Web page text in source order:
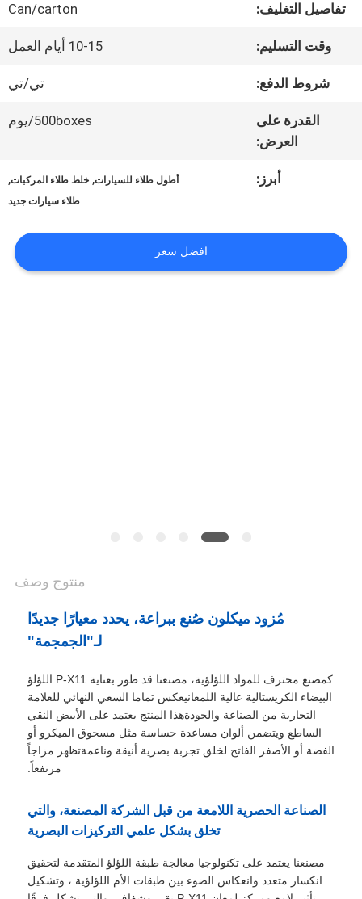
الجودة
اتصل
طلب
اقتباس
تفاصيل التغليف: Can/carton
وقت التسليم: 10-15 أيام العمل
شروط الدفع: تي/تي
القدرة على
العرض:
500boxes/يوم
أبرز: أطول طلاء للسيارات, خلط طلاء المركبات,
طلاء سيارات جديد
افضل سعر
منتوج وصف
مُزود ميكلون صُنع ببراعة، يحدد معيارًا جديدًا
لـ"الجمجمة"
كمصنع محترف للمواد اللؤلؤية، مصنعنا قد طور بعناية P-X11 اللؤلؤ
البيضاء الكريستالية عالية اللمعانيعكس تماما السعي النهائي للعلامة
التجارية من الصناعة والجودةهذا المنتج يعتمد على الأبيض النقي
الساطع ويتضمن ألوان مساعدة حساسة مثل مسحوق الميكرو أو
الفضة أو الأصفر الفاتح لخلق تجربة بصرية أنيقة وناعمةتظهر مزاجاً
مرتفعاً.
الصناعة الحصرية اللامعة من قبل الشركة المصنعة، والتي
تخلق بشكل علمي التركيزات البصرية
مصنعنا يعتمد على تكنولوجيا معالجة طبقة اللؤلؤ المتقدمة لتحقيق
انكسار متعدد وانعكاس الضوء بين طبقات الأم اللؤلؤية ، وتشكيل